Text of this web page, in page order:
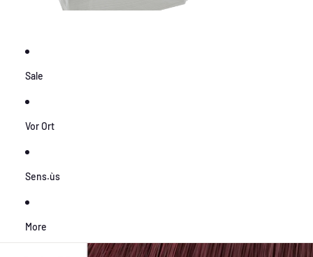
Sale
Vor Ort
Sens.ùs
More
Zu Produktinformationen springen